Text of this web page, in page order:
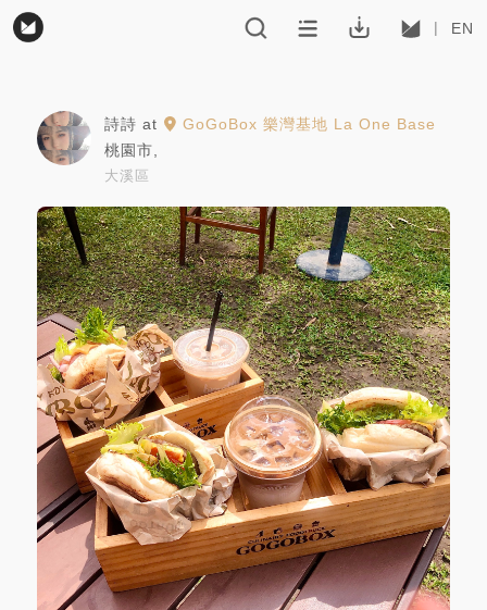
EN
詩詩 at
GoGoBox 樂灣基地 La One Base
桃園市
大溪區